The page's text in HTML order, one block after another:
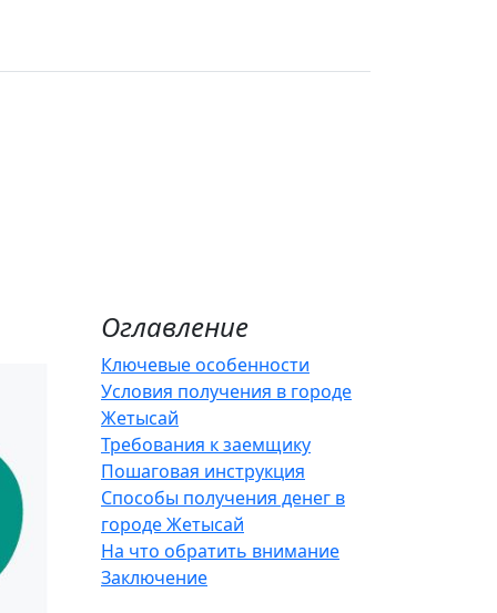
Оглавление
Ключевые особенности
Условия получения в городе
Жетысай
Требования к заемщику
Пошаговая инструкция
Способы получения денег в
городе Жетысай
На что обратить внимание
Заключение